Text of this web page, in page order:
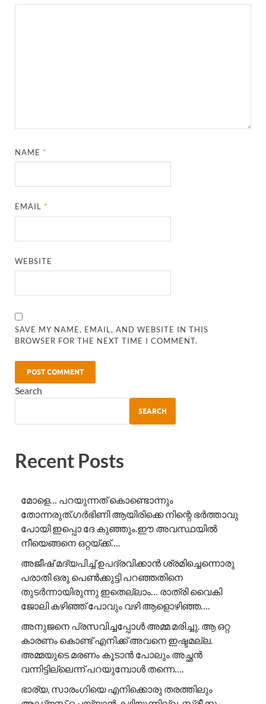
NAME*
EMAIL*
WEBSITE
SAVE MY NAME, EMAIL, AND WEBSITE IN THIS
BROWSER FOR THE NEXT TIME I COMMENT.
Search
SEARCH
Recent Posts
മോളെ… പറയുന്നത് കൊണ്ടൊന്നും
തോന്നരുത്.ഗർഭിണി ആയിരിക്കെ നിന്റെ ഭർത്താവു
പോയി ഇപ്പൊ ദേ കുഞ്ഞും.ഈ അവസ്ഥയിൽ
നീയെങ്ങനെ ഒറ്റയ്ക്ക്….
അജീഷ് മദ്യപിച്ച് ഉപദ്രവിക്കാൻ ശ്രമിച്ചെന്നൊരു
പരാതി ഒരു പെൺക്കുട്ടി പറഞ്ഞതിനെ
തുടർന്നായിരുന്നു ഇതെല്ലാം… രാത്രി വൈകി
ജോലി കഴിഞ്ഞ് പോവും വഴി ആളൊഴിഞ്ഞ….
അനുജനെ പ്രസവിച്ചപ്പോൾ അമ്മ മരിച്ചു. ആ ഒറ്റ
കാരണം കൊണ്ട് എനിക്ക് അവനെ ഇഷ്ടമല്ല.
അമ്മയുടെ മരണം കൂടാൻ പോലും അച്ഛൻ
വന്നിട്ടില്ലെന്ന് പറയുമ്പോൾ തന്നെ….
ഭാര്യ, സാരംഗിയെ എനിക്കൊരു തരത്തിലും